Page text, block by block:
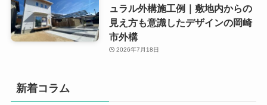
ュラル外構施工例｜敷地内からの
見え方も意識したデザインの岡崎
市外構
2026年7月18日
新着コラム